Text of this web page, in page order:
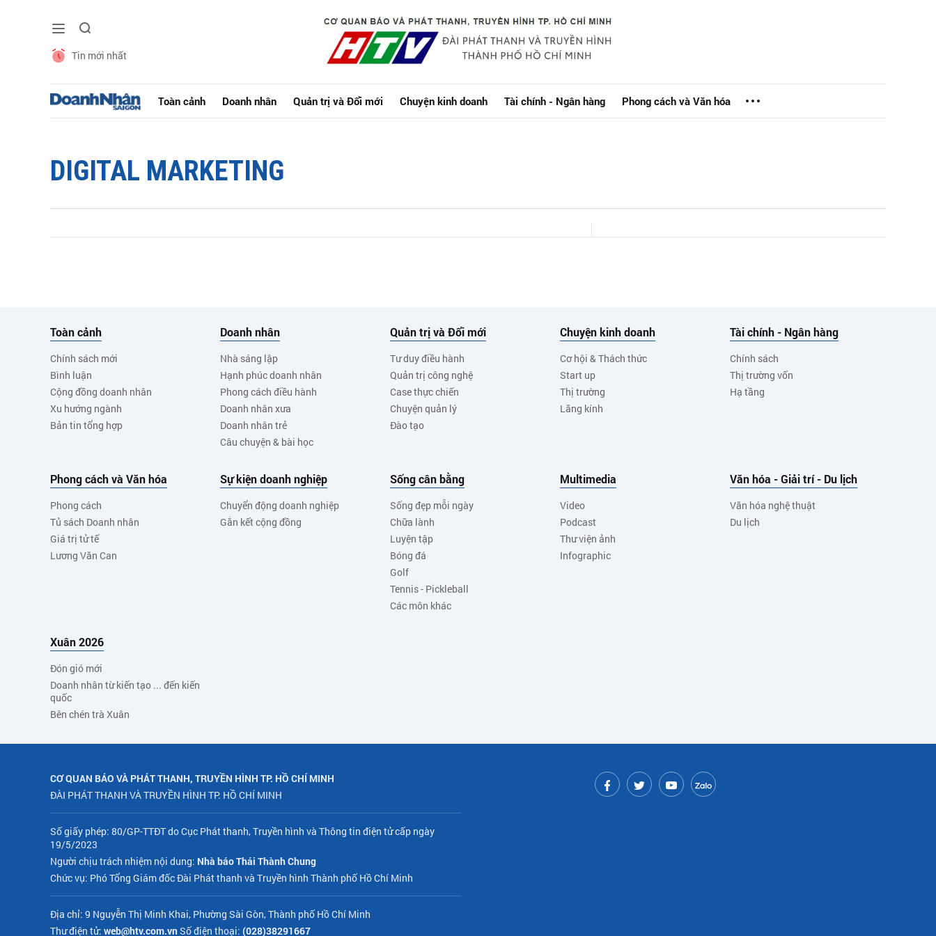
Tin mới nhất
Toàn cảnh Doanh nhân Quản trị và Đổi mới Chuyện kinh doanh Tài chính - Ngân hàng Phong cách và Văn hóa
DIGITAL MARKETING
Toàn cảnh
Chính sách mới
Bình luận
Cộng đồng doanh nhân
Xu hướng ngành
Bản tin tổng hợp
Doanh nhân
Nhà sáng lập
Hạnh phúc doanh nhân
Phong cách điều hành
Doanh nhân xưa
Doanh nhân trẻ
Câu chuyện & bài học
Quản trị và Đổi mới
Tư duy điều hành
Quản trị công nghệ
Case thực chiến
Chuyện quản lý
Đào tạo
Chuyện kinh doanh
Cơ hội & Thách thức
Start up
Thị trường
Lăng kính
Tài chính - Ngân hàng
Chính sách
Thị trường vốn
Hạ tầng
Phong cách và Văn hóa
Phong cách
Tủ sách Doanh nhân
Giá trị tử tế
Lương Văn Can
Sự kiện doanh nghiệp
Chuyển động doanh nghiệp
Gắn kết cộng đồng
Sống cân bằng
Sống đẹp mỗi ngày
Chữa lành
Luyện tập
Bóng đá
Golf
Tennis - Pickleball
Các môn khác
Multimedia
Video
Podcast
Thư viện ảnh
Infographic
Văn hóa - Giải trí - Du lịch
Văn hóa nghệ thuật
Du lịch
Xuân 2026
Đón gió mới
Doanh nhân từ kiến tạo ... đến kiến
quốc
Bên chén trà Xuân
CƠ QUAN BÁO VÀ PHÁT THANH, TRUYỀN HÌNH TP. HỒ CHÍ MINH
ĐÀI PHÁT THANH VÀ TRUYỀN HÌNH TP. HỒ CHÍ MINH
Số giấy phép: 80/GP-TTĐT do Cục Phát thanh, Truyền hình và Thông tin điện tử cấp ngày
19/5/2023
Người chịu trách nhiệm nội dung: Nhà báo Thái Thành Chung
Chức vụ: Phó Tổng Giám đốc Đài Phát thanh và Truyền hình Thành phố Hồ Chí Minh
Địa chỉ: 9 Nguyễn Thị Minh Khai, Phường Sài Gòn, Thành phố Hồ Chí Minh
Thư điện tử: web@htv.com.vnSố điện thoại: (028)38291667